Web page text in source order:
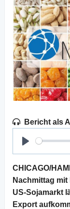
Bericht als
Play
CHICAGO/
Nachmittag
US-Sojamarkt
Export